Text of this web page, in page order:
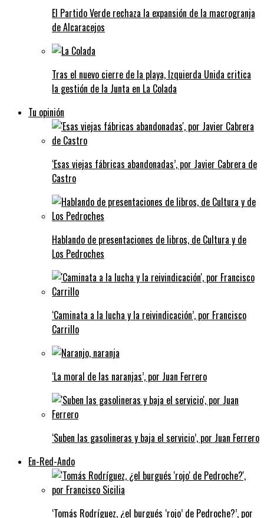
El Partido Verde rechaza la expansión de la macrogranja
de Alcaracejos
Tras el nuevo cierre de la playa, Izquierda Unida critica
la gestión de la Junta en La Colada
Tu opinión
‘Esas viejas fábricas abandonadas’, por Javier Cabrera de
Castro
Hablando de presentaciones de libros, de Cultura y de
Los Pedroches
‘Caminata a la lucha y la reivindicación’, por Francisco
Carrillo
‘La moral de las naranjas’, por Juan Ferrero
‘Suben las gasolineras y baja el servicio’, por Juan Ferrero
En-Red-Ando
‘Tomás Rodríguez, ¿el burgués ‘rojo’ de Pedroche?’, por